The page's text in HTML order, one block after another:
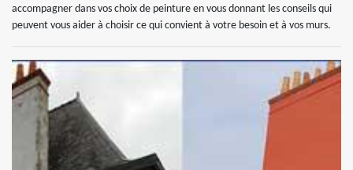
accompagner dans vos choix de peinture en vous donnant les conseils qui
peuvent vous aider à choisir ce qui convient à votre besoin et à vos murs.